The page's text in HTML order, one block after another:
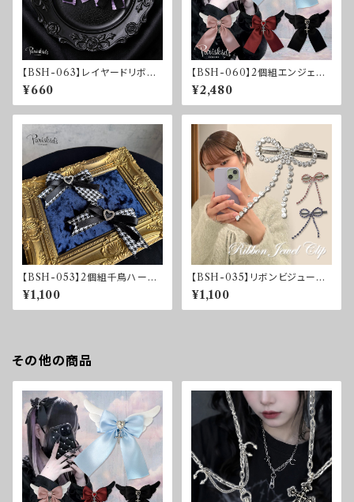
【BSH-063】レイヤードリボン
クリップ
¥660
【BSH-060】2個組エンジェル
ハートリボンクリップ
¥2,480
【BSH-053】2個組千鳥ハート
リボンクリップ
¥1,100
【BSH-035】リボンビジューク
リップ
¥1,100
その他の商品